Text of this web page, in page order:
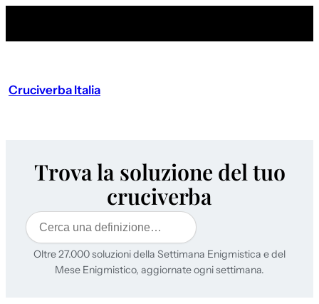
Cruciverba Italia
Trova la soluzione del tuo
cruciverba
Cerca
Oltre 27.000 soluzioni della Settimana Enigmistica e del
Mese Enigmistico, aggiornate ogni settimana.